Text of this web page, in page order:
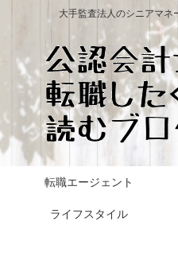
大手監査法人のシニアマネ
転職エージェント
ライフスタイル